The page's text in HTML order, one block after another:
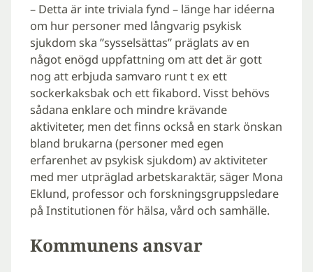
– Detta är inte triviala fynd – länge har idéerna
om hur personer med långvarig psykisk
sjukdom ska ”sysselsättas” präglats av en
något enögd uppfattning om att det är gott
nog att erbjuda samvaro runt t ex ett
sockerkaksbak och ett fikabord. Visst behövs
sådana enklare och mindre krävande
aktiviteter, men det finns också en stark önskan
bland brukarna (personer med egen
erfarenhet av psykisk sjukdom) av aktiviteter
med mer utpräglad arbetskaraktär, säger Mona
Eklund, professor och forskningsgruppsledare
på Institutionen för hälsa, vård och samhälle.
Kommunens ansvar